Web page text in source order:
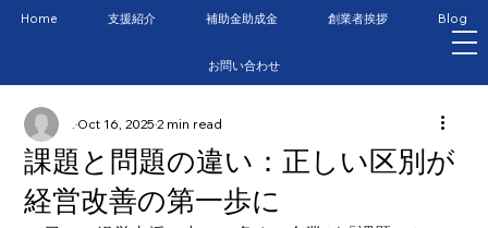
Home 支援紹介 補助金助成金 創業者挨拶 Blog
お問い合わせ
課題と問題の違い：正しい区別が
経営改善の第一歩に
.Oct 16, 20252 min read